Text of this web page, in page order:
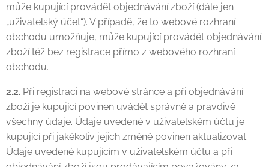
může kupující provádět objednávání zboží (dále jen
„uživatelský účet“). V případě, že to webové rozhraní
obchodu umožňuje, může kupující provádět objednávání
zboží též bez registrace přímo z webového rozhraní
obchodu.
2.2. Při registraci na webové stránce a při objednávání
zboží je kupující povinen uvádět správně a pravdivě
všechny údaje. Údaje uvedené v uživatelském účtu je
kupující při jakékoliv jejich změně povinen aktualizovat.
Údaje uvedené kupujícím v uživatelském účtu a při